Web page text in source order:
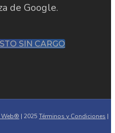
de Google.
SIN CARGO
Web® | 2025 Términos y Condiciones |